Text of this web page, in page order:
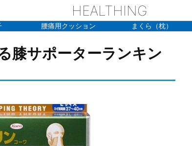
HEALTHING
腰痛用クッション まくら（枕）
膝サポーターランキン